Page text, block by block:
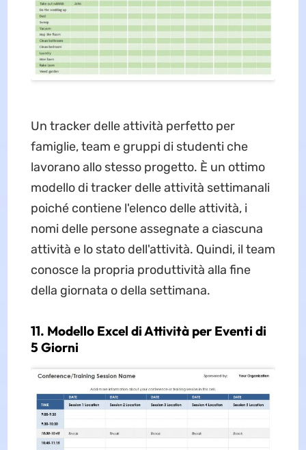
Un tracker delle attività perfetto per
famiglie, team e gruppi di studenti che
lavorano allo stesso progetto. È un ottimo
modello di tracker delle attività settimanali
poiché contiene l'elenco delle attività, i
nomi delle persone assegnate a ciascuna
attività e lo stato dell'attività. Quindi, il team
conosce la propria produttività alla fine
della giornata o della settimana.
11. Modello Excel di Attività per Eventi di
5 Giorni